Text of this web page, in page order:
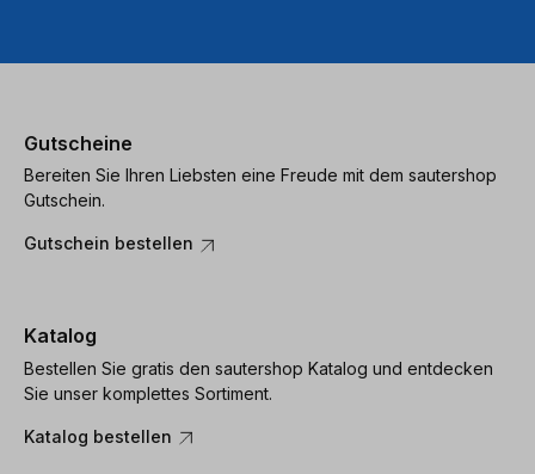
Gutscheine
Bereiten Sie Ihren Liebsten eine Freude mit dem sautershop
Gutschein.
Gutschein bestellen
Katalog
Bestellen Sie gratis den sautershop Katalog und entdecken
Sie unser komplettes Sortiment.
Katalog bestellen